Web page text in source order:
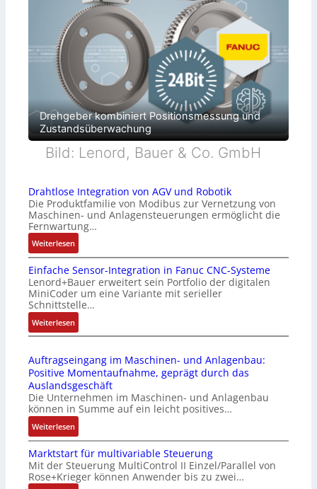
Drehgeber kombiniert Positionsmessung und
Zustandsüberwachung
Bild: Lenord, Bauer & Co. GmbH
Drahtlose Integration von AGV und Robotik
Die Produktfamilie von Modibus zur Vernetzung von
Maschinen- und Anlagensteuerungen ermöglicht die
Fernwartung…
Weiterlesen:
D
r
a
h
t
l
o
e
I
n
t
e
g
r
a
t
i
Einfache Sensor-Integration in Fanuc CNC-Systeme
Lenord+Bauer erweitert sein Portfolio der digitalen
MiniCoder um eine Variante mit serieller
Schnittstelle…
Weiterlesen:
E
n
f
a
c
h
e
S
e
n
s
Auftragseingang im Maschinen- und Anlagenbau:
Positive Momentaufnahme, geprägt durch das
Auslandsgeschäft
Die Unternehmen im Maschinen- und Anlagenbau
können in Summe auf ein leicht positives…
Weiterlesen:
A
u
f
t
Marktstart für multivariable Steuerung
Mit der Steuerung MultiControl II Einzel/Parallel von
Rose+Krieger können Anwender bis zu zwei…